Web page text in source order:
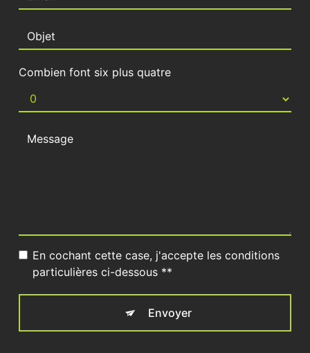
Combien font six plus quatre
En cochant cette case, j'accepte les conditions
particulières ci-dessous **
Envoyer